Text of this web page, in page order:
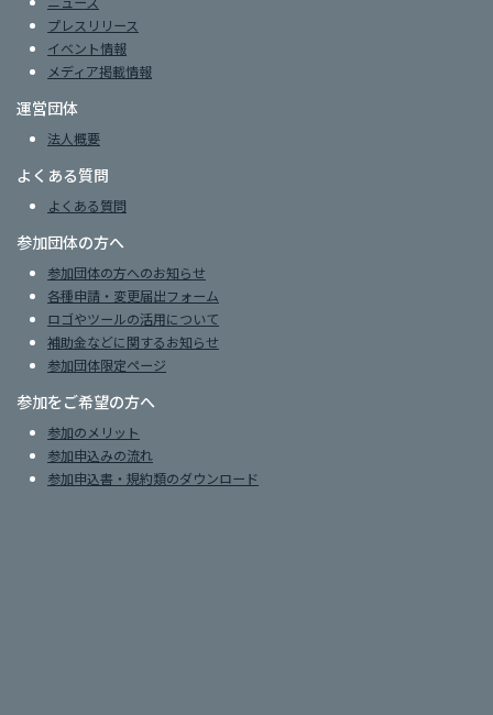
プレスリリース
イベント情報
メディア掲載情報
運営団体
法人概要
よくある質問
よくある質問
参加団体の方へ
参加団体の方へのお知らせ
各種申請・変更届出フォーム
ロゴやツールの活用について
補助金などに関するお知らせ
参加団体限定ページ
参加をご希望の方へ
参加のメリット
参加申込みの流れ
参加申込書・規約類のダウンロード